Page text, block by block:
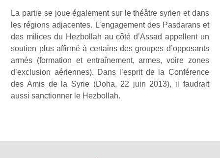
La partie se joue également sur le théâtre syrien et dans
les régions adjacentes. L’engagement des Pasdarans et
des milices du Hezbollah au côté d’Assad appellent un
soutien plus affirmé à certains des groupes d’opposants
armés (formation et entraînement, armes, voire zones
d’exclusion aériennes). Dans l’esprit de la Conférence
des Amis de la Syrie (Doha, 22 juin 2013), il faudrait
aussi sanctionner le Hezbollah.